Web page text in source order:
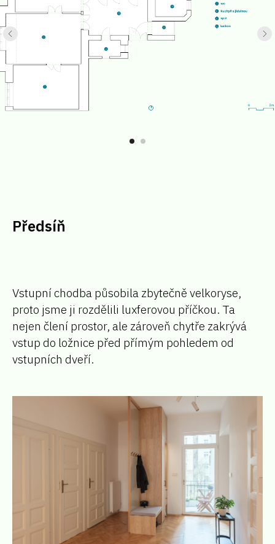
Předsíň
Vstupní chodba působila zbytečně velkoryse,
proto jsme ji rozdělili luxferovou příčkou. Ta
nejen člení prostor, ale zároveň chytře zakrývá
vstup do ložnice před přímým pohledem od
vstupních dveří.